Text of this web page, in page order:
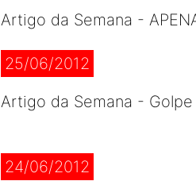
Artigo da Semana -
25/06/2012
Artigo da Semana -
24/06/2012